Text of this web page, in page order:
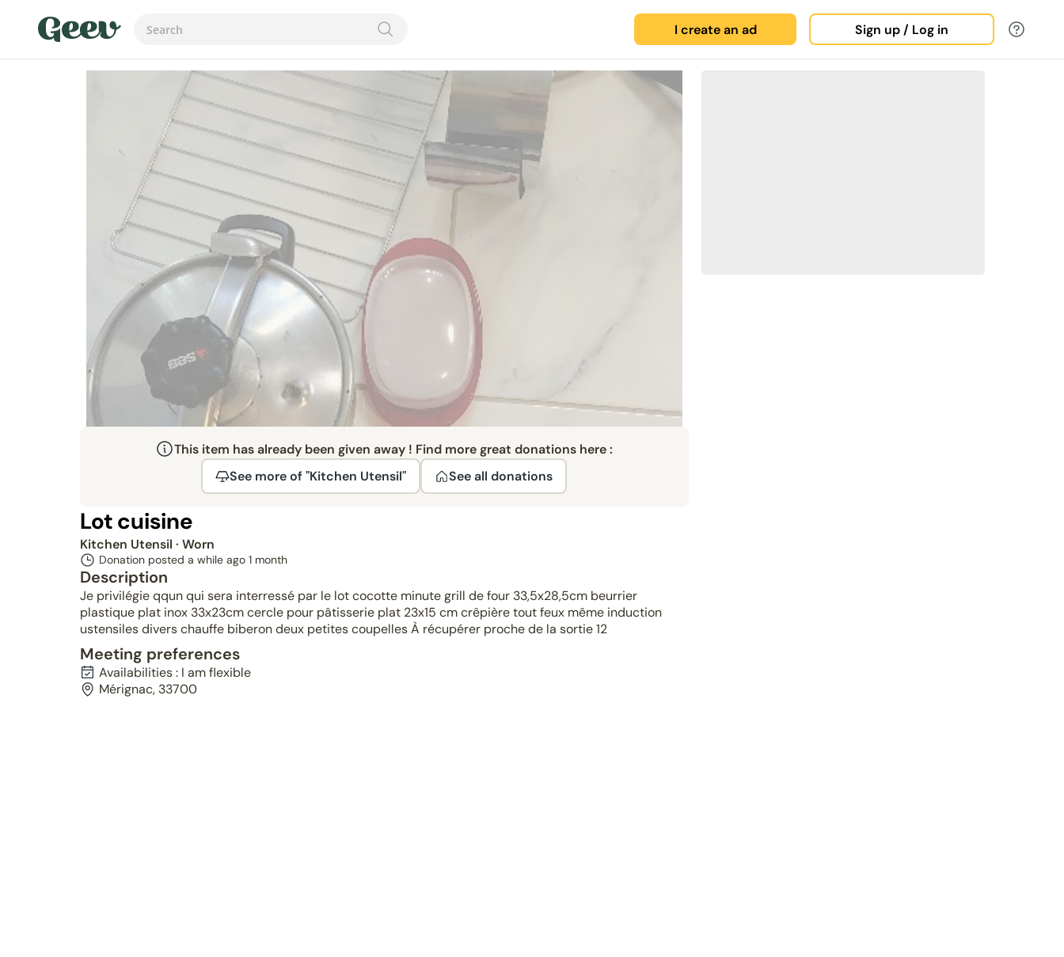
I create an ad Sign up / Log in
This item has already been given away ! Find more great donations here :
See more of "Kitchen Utensil"
See all donations
Lot cuisine
Kitchen Utensil · Worn
Donation posted a while ago 1 month
Description
Je privilégie qqun qui sera interressé par le lot cocotte minute grill de four 33,5x28,5cm beurrier
plastique plat inox 33x23cm cercle pour pâtisserie plat 23x15 cm crêpière tout feux même induction
ustensiles divers chauffe biberon deux petites coupelles À récupérer proche de la sortie 12
Meeting preferences
Availabilities : I am flexible
Mérignac, 33700